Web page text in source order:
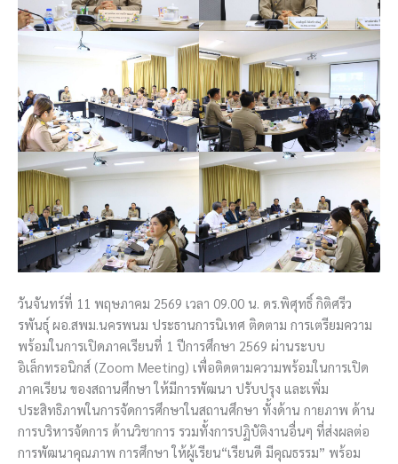
วันจันทร์ที่ 11 พฤษภาคม 2569 เวลา 09.00 น. ดร.พิศุทธิ์ กิติศรีว
รพันธ์ุ ผอ.สพม.นครพนม ประธานการนิเทศ ติดตาม การเตรียมความ
พร้อมในการเปิดภาคเรียนที่ 1 ปีการศึกษา 2569 ผ่านระบบ
อิเล็กทรอนิกส์ (Zoom Meeting) เพื่อติดตามความพร้อมในการเปิด
ภาคเรียน ของสถานศึกษา ให้มีการพัฒนา ปรับปรุง และเพิ่ม
ประสิทธิภาพในการจัดการศึกษาในสถานศึกษา ทั้งด้าน กายภาพ ด้าน
การบริหารจัดการ ด้านวิชาการ รวมทั้งการปฏิบัติงานอื่นๆ ที่ส่งผลต่อ
การพัฒนาคุณภาพ การศึกษา ให้ผู้เรียน“เรียนดี มีคุณธรรม” พร้อม